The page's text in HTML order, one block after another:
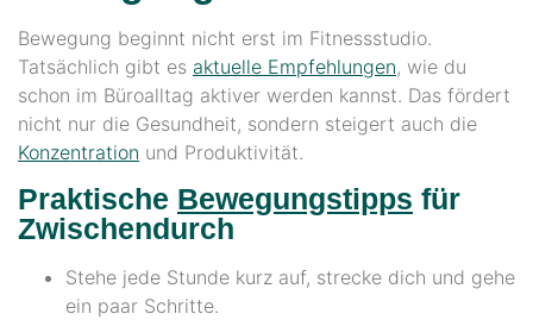
Bewegung beginnt nicht erst im Fitnessstudio.
Tatsächlich gibt es aktuelle Empfehlungen, wie du
schon im Büroalltag aktiver werden kannst. Das fördert
nicht nur die Gesundheit, sondern steigert auch die
Konzentration und Produktivität.
Praktische Bewegungstipps für
Zwischendurch
Stehe jede Stunde kurz auf, strecke dich und gehe
ein paar Schritte.